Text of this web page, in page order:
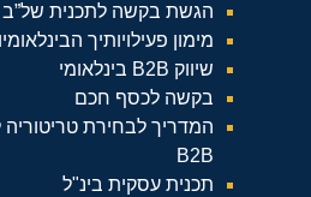
הגשת בקשה לתכנית של”ב
מימון פעילויותיך
שיווק B2B בינלאומי
בקשה לכסף חכם
המדריך לבחירת טריטוריה
B2B
תכנית עסקית בינ"ל